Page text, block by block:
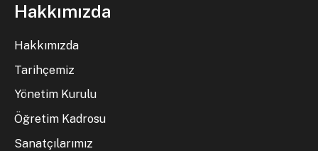
Hakkımızda
Hakkımızda
Tarihçemiz
Yönetim Kurulu
Öğretim Kadrosu
Sanatçılarımız